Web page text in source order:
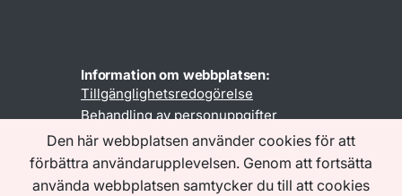
Den här webbplatsen använder cookies för att
förbättra användarupplevelsen. Genom att fortsätta
använda webbplatsen samtycker du till att cookies
Information om webbplatsen:
Tillgänglighetsredogörelse
Behandling av personuppgifter
Följ oss